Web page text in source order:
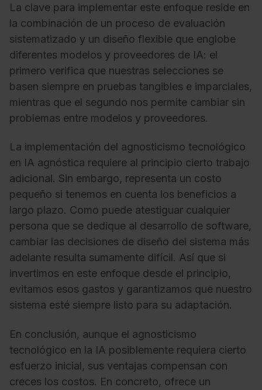
La clave para implementar este enfoque reside en
la combinación de un proceso de evaluación
sistematizado y un diseño flexible que englobe
diferentes modelos y proveedores de IA: el
primero verifica que nuestras selecciones se
basen siempre en pruebas tangibles e imparciales,
mientras que el segundo nos permite cambiar sin
problemas entre modelos y proveedores.
La implementación del agnosticismo tecnológico
en IA agnóstica requiere al principio cierto trabajo
adicional. Sin embargo, representa un costo
pequeño si tenemos en cuenta los beneficios a
largo plazo. Como puede atestiguar cualquier
persona que se dedique al desarrollo de software,
cambiar las decisiones de diseño del sistema más
adelante resulta sumamente difícil. Así que si
invertimos en este enfoque desde el principio,
evitamos esos gastos y garantizamos que nuestro
sistema esté siempre listo para su adaptación.
En conclusión, aunque el agnosticismo
tecnológico en la IA posiblemente requiera cierto
esfuerzo inicial, sus ventajas compensan con
creces los costos. En concreto, ofrece un